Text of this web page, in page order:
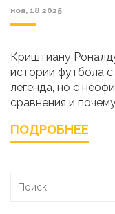
ноя, 18 2025
Криштиану
истории футбола
легенда, но с
сравнения и
ПОДРОБНЕЕ